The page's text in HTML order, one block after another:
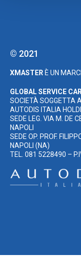
© 2021
XMASTER È UN
GLOBAL SERVICE
SOCIETÀ SOGGETTA
AUTODIS ITALIA
SEDE LEG. VIA M. DE
NAPOLI
SEDE OP. PROF.
NAPOLI (NA)
TEL. 081 5228490 –